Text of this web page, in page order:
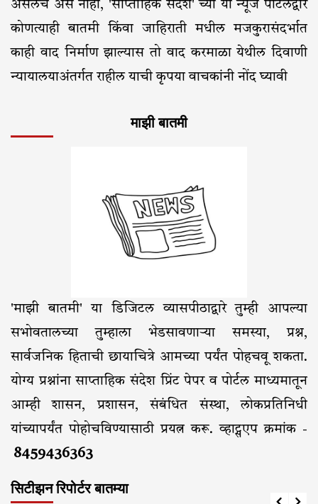
असेलच असे नाही, 'साप्ताहिक संदेश' च्या या न्यूज पोर्टलद्वारे
कोणत्याही बातमी किंवा जाहिराती मधील मजकुरासंदर्भात
काही वाद निर्माण झाल्यास तो वाद करमाळा येथील दिवाणी
न्यायालयाअंतर्गत राहील याची कृपया वाचकांनी नोंद घ्यावी
माझी बातमी
'माझी बातमी' या डिजिटल व्यासपीठाद्वारे तुम्ही आपल्या
सभोवतालच्या तुम्हाला भेडसावणाऱ्या समस्या, प्रश्न,
सार्वजनिक हिताची छायाचित्रे आमच्या पर्यंत पोहचवू शकता.
योग्य प्रश्नांना साप्ताहिक संदेश प्रिंट पेपर व पोर्टल माध्यमातून
आम्ही शासन, प्रशासन, संबंधित संस्था, लोकप्रतिनिधी
यांच्यापर्यंत पोहोचविण्यासाठी प्रयत्न करू. व्हाट्सएप क्रमांक -
8459436363
सिटीझन रिपोर्टर बातम्या
आरोग्य आवाज जनतेचा बातम्या